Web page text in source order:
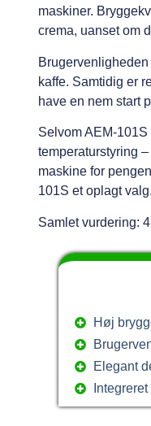
maskiner.
crema, uanset om
kaffe. Samtidig er
have en nem start
Selvom AEM-
temperaturstyring
maskine for
101S et oplagt valg.
Samlet vurdering:
Høj
Elegant